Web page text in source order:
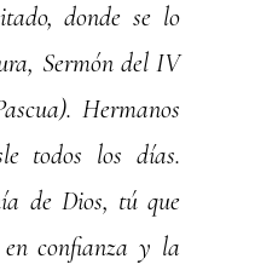
donde se lo
Sermón del IV
Hermanos
todos los días.
de Dios, tú que
confianza y la